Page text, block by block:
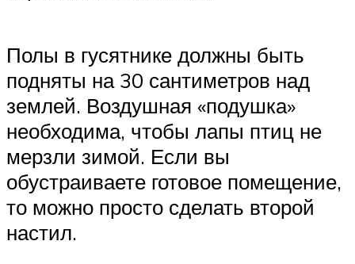
Полы в гусятнике должны быть
подняты на 30 сантиметров над
землей. Воздушная «подушка»
необходима, чтобы лапы птиц не
мерзли зимой. Если вы
обустраиваете готовое помещение,
то можно просто сделать второй
настил.